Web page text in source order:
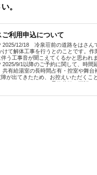
。
利用申込について
2025/12/18 冷泉荘前の道路をはさ
けて解体工事を行うとのことです。
う工事音が聞こえてくるかと思われ
2025/9/1以降のご予約に関して、時
共有給湯室の長時間占有・控室や舞
が出てきたため、お控えいただく
レンタルスペースの予約状況は下記
ます。 一部区画のみ予約が入ってい